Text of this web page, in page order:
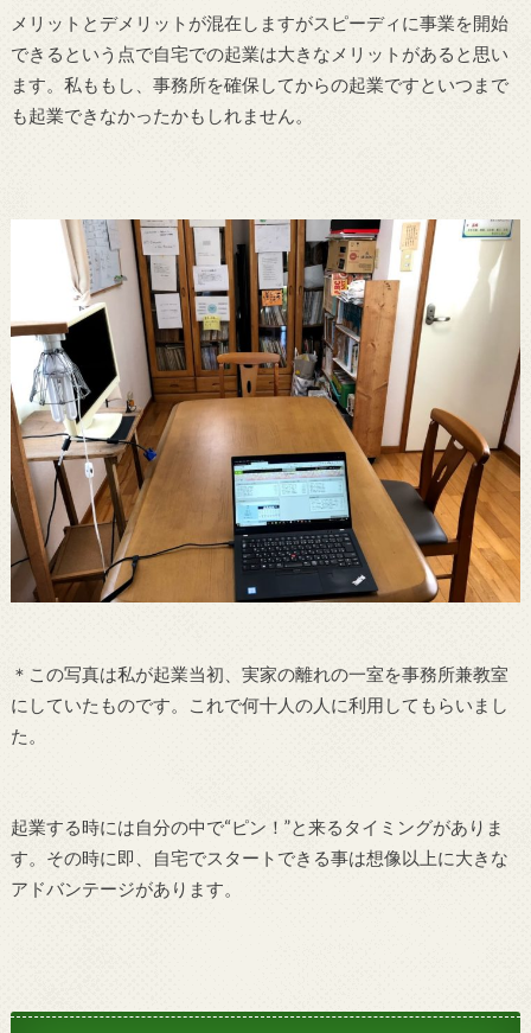
メリットとデメリットが混在しますがスピーディに事業を開始
できるという点で自宅での起業は大きなメリットがあると思い
ます。私ももし、事務所を確保してからの起業ですといつまで
も起業できなかったかもしれません。
＊この写真は私が起業当初、実家の離れの一室を事務所兼教室
にしていたものです。これで何十人の人に利用してもらいまし
た。
起業する時には自分の中で“ピン！”と来るタイミングがありま
す。その時に即、自宅でスタートできる事は想像以上に大きな
アドバンテージがあります。